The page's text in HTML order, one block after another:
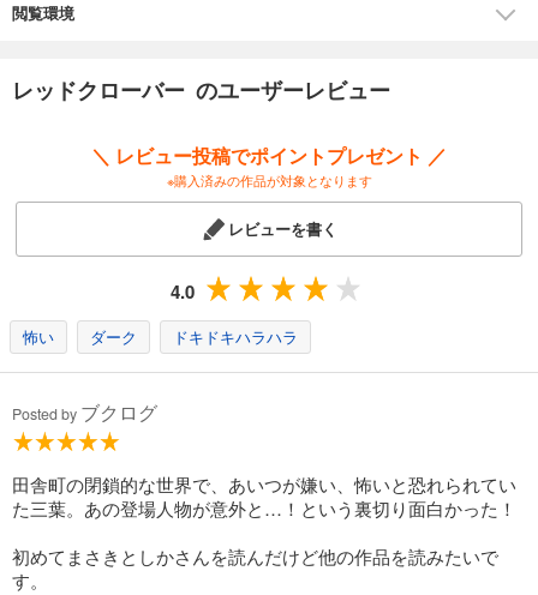
閲覧環境
レッドクローバー のユーザーレビュー
＼ レビュー投稿でポイントプレゼント ／
※購入済みの作品が対象となります
レビューを書く
4.0
怖い ダーク ドキドキハラハラ
Posted by ブクログ
田舎町の閉鎖的な世界で、あいつが嫌い、怖いと恐れられてい
た三葉。あの登場人物が意外と…！という裏切り面白かった！
初めてまさきとしかさんを読んだけど他の作品を読みたいで
す。